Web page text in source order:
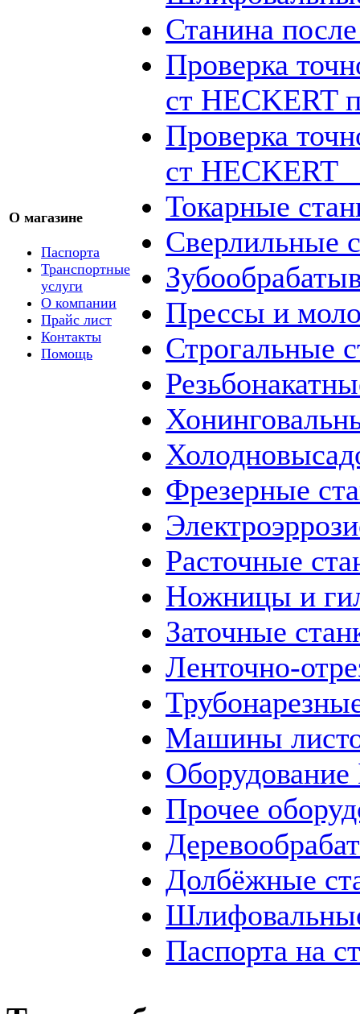
О магазине
Паспорта
Транспортные
услуги
О компании
Прайс лист
Контакты
Помощь
Станина
Проверка
ст HECKERT
Проверка
ст HECKERT
Токарные
Сверлильные
Прессы и
Строгальные
Фрезерные
Расточные
Ножницы и
Заточные
Ленточно-
Машины
Прочее
Долбёжные
Паспорта на